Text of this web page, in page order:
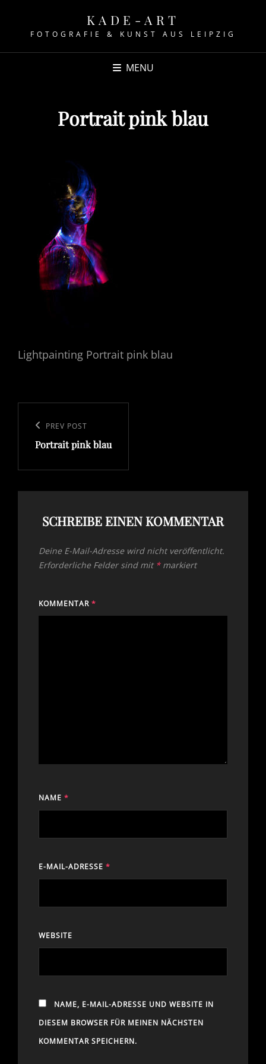
KADE-ART
FOTOGRAFIE & KUNST AUS LEIPZIG
MENU
Portrait pink blau
Lightpainting Portrait pink blau
Previous
Post
PREV POST
Portrait pink blau
SCHREIBE EINEN KOMMENTAR
Deine E-Mail-Adresse wird nicht veröffentlicht.
Erforderliche Felder sind mit *markiert
KOMMENTAR *
NAME *
E-MAIL-ADRESSE *
WEBSITE
NAME, E-MAIL-ADRESSE UND WEBSITE IN
DIESEM BROWSER FÜR MEINEN NÄCHSTEN
KOMMENTAR SPEICHERN.